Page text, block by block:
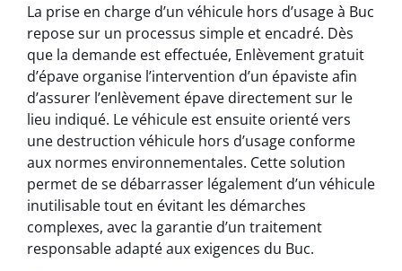
La prise en charge d’un véhicule hors d’usage à Buc
repose sur un processus simple et encadré. Dès
que la demande est effectuée, Enlèvement gratuit
d’épave organise l’intervention d’un épaviste afin
d’assurer l’enlèvement épave directement sur le
lieu indiqué. Le véhicule est ensuite orienté vers
une destruction véhicule hors d’usage conforme
aux normes environnementales. Cette solution
permet de se débarrasser légalement d’un véhicule
inutilisable tout en évitant les démarches
complexes, avec la garantie d’un traitement
responsable adapté aux exigences du Buc.